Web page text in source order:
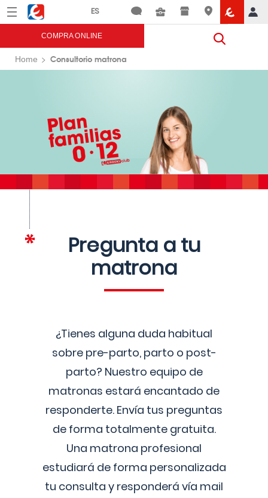
Menú Eroski
COMPRA ONLINE
Home Consultorio matrona
Pregunta a tu
matrona
¿Tienes alguna duda habitual
sobre pre-parto, parto o post-
parto? Nuestro equipo de
matronas estará encantado de
responderte. Envía tus preguntas
de forma totalmente gratuita.
Una matrona profesional
estudiará de forma personalizada
tu consulta y responderá vía mail